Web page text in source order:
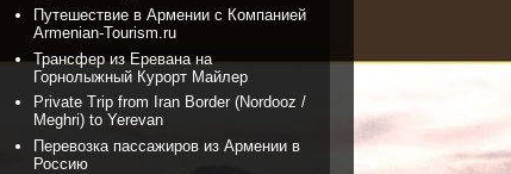
Путешествие в Армении с Компанией
Armenian-Tourism.ru
Трансфер из Еревана на
Горнолыжный Курорт Майлер
Private Trip from Iran Border (Nordooz /
Meghri) to Yerevan
Перевозка пассажиров из Армении в
Россию